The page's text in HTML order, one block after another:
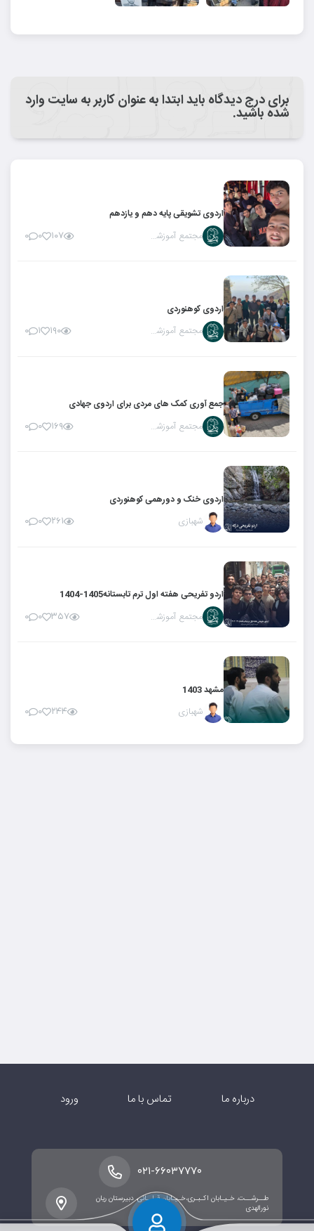
برای درج دیدگاه باید ابتدا به عنوان کاربر به سایت وارد
شده باشید.
اردوی تشویقی پایه دهم و یازدهم
مجتمع آموزشی ریان ۱۰۷ ۰ ۰
اردوی کوهنوردی
مجتمع آموزشی ریان ۱۹۰ ۱ ۰
جمع آوری کمک های مردی برای اردوی جهادی
مجتمع آموزشی ریان ۱۶۹ ۰ ۰
اردوی خنک و دورهمی کوهنوردی
شهبازی ۲۶۱ ۰ ۰
اردو تفریحی هفته اول ترم تابستانه1405-1404
مجتمع آموزشی ریان ۳۵۷ ۰ ۰
مشهد 1403
شهبازی ۲۴۴ ۰ ۰
درباره ما تماس با ما ورود
طــرشــت، خـیـابان اکـبـری،خـیـابان قـلــانی، دبیرستان ریان
نورالهدی
۰۲۱-۶۶۰۳۷۷۷۰